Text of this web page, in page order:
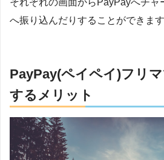
それぞれの画面からPayPayへチャ
へ振り込んだりすることができます
PayPay(ペイペイ)フリ
するメリット